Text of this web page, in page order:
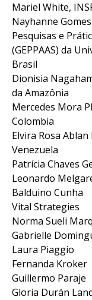
Mariel White,
Nayhanne
Pesquisas e
(GEPPAAS) da
Brasil
Dionisia
da Amazônia
Mercedes Mora
Colombia
Elvira Rosa
Venezuela
Patrícia Chaves
Leonardo
Balduino Cunha
Vital Strategies
Norma Sueli
Gabrielle
Laura Piaggio
Fernanda Kroker
Guillermo Paraje
Gloria Durán